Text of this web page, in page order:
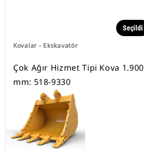
Kovalar - Ekskavatör
Seçildi
Çok Ağır Hizmet Tipi Kova 1.900
mm: 518-9330